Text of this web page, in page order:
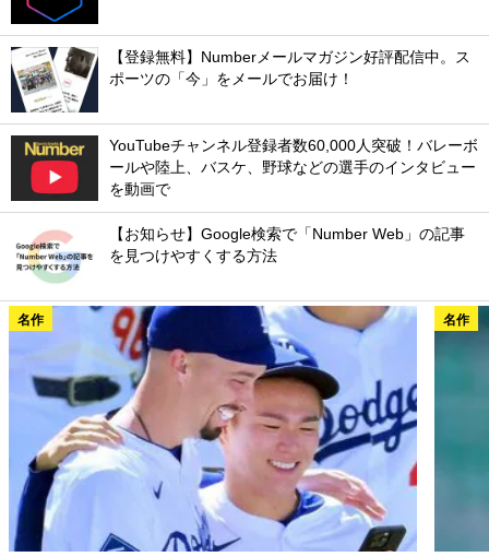
【登録無料】Numberメールマガジン好評配信中。ス
ポーツの「今」をメールでお届け！
YouTubeチャンネル登録者数60,000人突破！バレーボ
ールや陸上、バスケ、野球などの選手のインタビュー
を動画で
【お知らせ】Google検索で「Number Web」の記事
を見つけやすくする方法
名作 名作